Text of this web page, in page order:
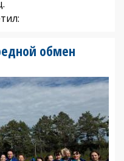
обмен